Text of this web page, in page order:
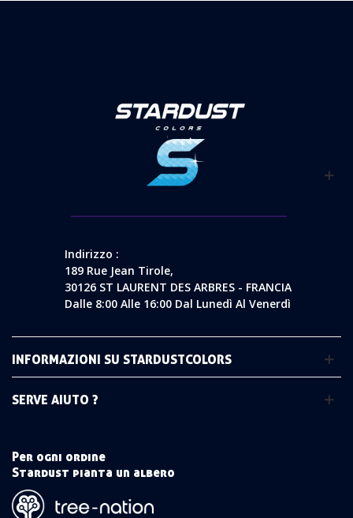
Indirizzo :
189 Rue Jean Tirole,
30126 ST LAURENT DES ARBRES - FRANCIA
Dalle 8:00 Alle 16:00 Dal Lunedì Al Venerdì
INFORMAZIONI SU STARDUSTCOLORS
SERVE AIUTO ?
Per ogni ordine
Stardust pianta un albero